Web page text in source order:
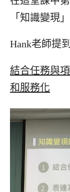
「知識變現」
Hank老師提
結合任務與
和服務化